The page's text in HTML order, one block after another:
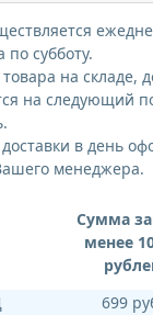
по субботу.
на складе,
на следующий
в день
менеджера.
Сумма
менее
699